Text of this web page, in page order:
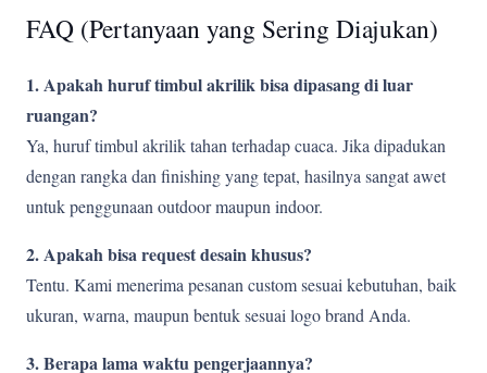
FAQ (Pertanyaan yang Sering Diajukan)
1. Apakah huruf timbul akrilik bisa dipasang di luar
ruangan?
Ya, huruf timbul akrilik tahan terhadap cuaca. Jika dipadukan
dengan rangka dan finishing yang tepat, hasilnya sangat awet
untuk penggunaan outdoor maupun indoor.
2. Apakah bisa request desain khusus?
Tentu. Kami menerima pesanan custom sesuai kebutuhan, baik
ukuran, warna, maupun bentuk sesuai logo brand Anda.
3. Berapa lama waktu pengerjaannya?